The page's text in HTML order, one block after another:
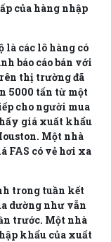
của hàng nhập
là các lô hàng có
báo cáo bán với
thị trường đã
5000 tấn từ một
cho người mua
giá xuất khẩu
Một nhà
FAS có vẻ hơi xa
trong tuần kết
dường như vẫn
trước. Một nhà
khẩu của xuất